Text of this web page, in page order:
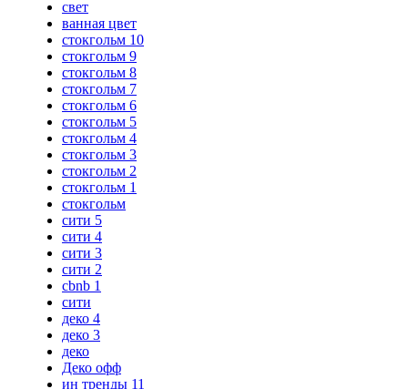
свет
ванная цвет
стокгольм 10
стокгольм 9
стокгольм 8
стокгольм 7
стокгольм 6
стокгольм 5
стокгольм 4
стокгольм 3
стокгольм 2
стокгольм 1
стокгольм
сити 5
сити 4
сити 3
сити 2
cbnb 1
сити
деко 4
деко 3
деко
Деко офф
ин тренды 11